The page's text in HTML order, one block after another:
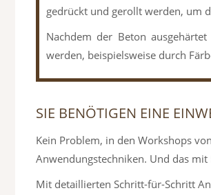
gedrückt und gerollt werden, um
Nachdem der Beton
werden, beispielsweise durch
SIE BENÖTIGEN EINE
Kein Problem, in den Workshops
Anwendungstechniken. Und das
Mit detaillierten Schritt-für-Schritt